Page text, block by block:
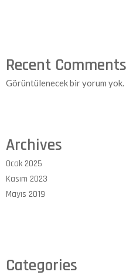
Recent Comments
Görüntülenecek bir yorum yok.
Archives
Ocak 2025
Kasım 2023
Mayıs 2019
Categories